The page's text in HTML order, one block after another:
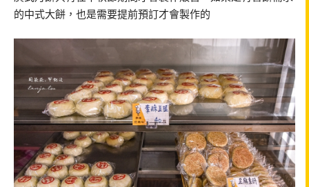
的中式大餅，也是需要提前預訂才會製作的